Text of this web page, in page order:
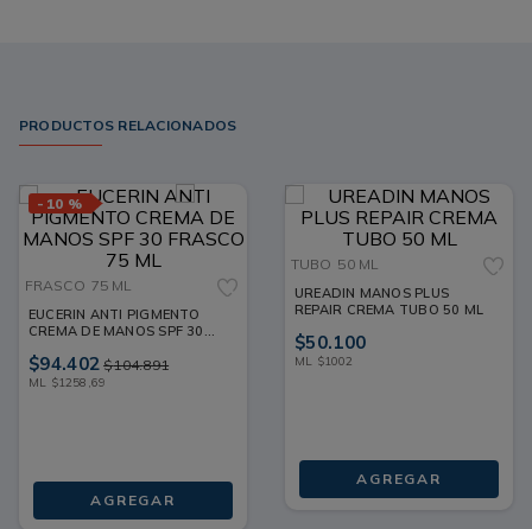
PRODUCTOS RELACIONADOS
- 10 %
FRASCO 75 ML
EUCERIN ANTI PIGMENTO
CREMA DE MANOS SPF 30
$94.402 $104.891
ML $1258 ,69
AGREGAR
TUBO 50 ML
UREADIN MANOS PLUS
REPAIR CREMA TUBO 50 ML
$50.100
ML $1002
AGREGAR